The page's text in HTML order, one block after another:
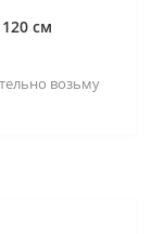
см
возьму